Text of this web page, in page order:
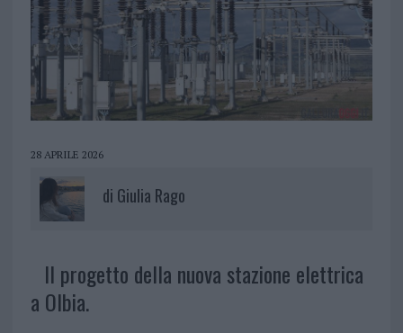
28 APRILE 2026
di Giulia Rago
Il progetto della nuova stazione elettrica
a Olbia.